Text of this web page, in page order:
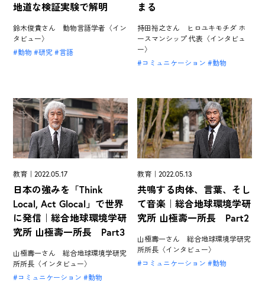
地道な検証実験で解明
鈴木俊貴さん 動物言語学者〈イン
タビュー〉
動物
研究 言語
まる
持田裕之さん ヒロユキモチダ ホ
ースマンシップ 代表〈インタビュ
ー〉
コミュニケーション
動物
教育｜2022.05.17
日本の強みを「Think
Local, Act Glocal」で世界
に発信｜総合地球環境学研
究所 山極壽一所長 Part3
山極壽一さん 総合地球環境学研究
所所長〈インタビュー〉
コミュニケーション
動物
教育｜2022.05.13
共鳴する肉体、言葉、そし
て音楽｜総合地球環境学研
究所 山極壽一所長 Part2
山極壽一さん 総合地球環境学研究
所所長〈インタビュー〉
コミュニケーション
動物